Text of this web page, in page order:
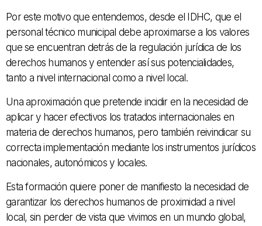
Por este motivo que entendemos, desde el IDHC, que el
personal técnico municipal debe aproximarse a los valores
que se encuentran detrás de la regulación jurídica de los
derechos humanos y entender así sus potencialidades,
tanto a nivel internacional como a nivel local.
Una aproximación que pretende incidir en la necesidad de
aplicar y hacer efectivos los tratados internacionales en
materia de derechos humanos, pero también reivindicar su
correcta implementación mediante los instrumentos jurídicos
nacionales, autonómicos y locales.
Esta formación quiere poner de manifiesto la necesidad de
garantizar los derechos humanos de proximidad a nivel
local, sin perder de vista que vivimos en un mundo global,